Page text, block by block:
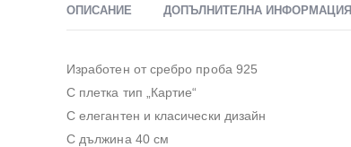
ОПИСАНИЕ ДОПЪЛНИТЕЛНА ИНФОРМАЦИЯ
Изработен от сребро проба 925
С плетка тип „Картие“
С елегантен и класически дизайн
С дължина 40 см